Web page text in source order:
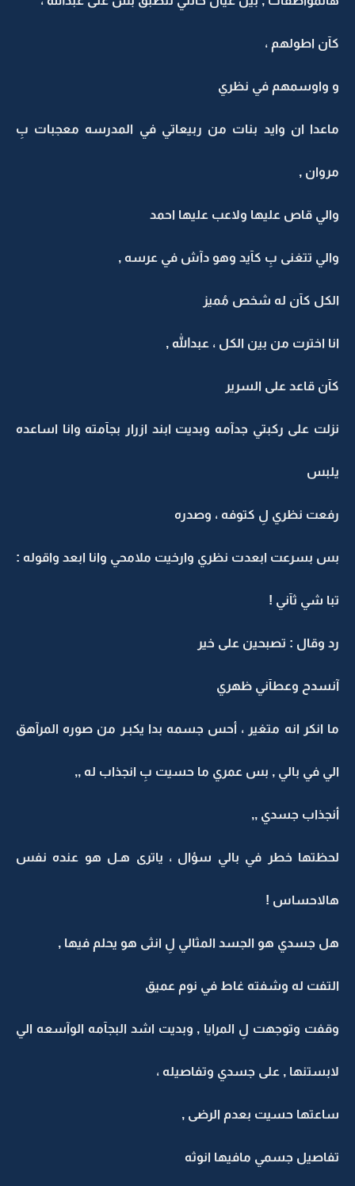
كآن اطولهم ،
و واوسمهم في نظري
ماعدا ان وايد بنات من ربيعاتي في المدرسه معجبات بِ
مروان ,
والي قاص عليها ولاعب عليها احمد
والي تتغنى بِ كآيد وهو دآش في عرسه ,
الكل كآن له شخص مُميز
انا اخترت من بين الكل ، عبدالله ,
كآن قاعد على السرير
نزلت على ركبتي جدآمه وبديت ابند ازرار بجآمته وانا اساعده
يلبس
رفعت نظري لِ كتوفه ، وصدره
بس بسرعت ابعدت نظري وارخيت ملامحي وانا ابعد واقوله :
تبا شي ثآني !
رد وقال : تصبحين على خير
آنسدح وعطآني ظهري
ما انكر انه متغير ، أحس جسمه بدا يكبـر من صوره المرآهق
الي في بالي , بس عمري ما حسيت بِ انجذاب له ,,
أنجذاب جسدي ,,
لحظتها خطر في بالي سؤال ، ياترى هـل هو عنده نفس
هالاحساس !
هل جسدي هو الجسد المثالي لِ انثى هو يحلم فيها ,
التفت له وشفته غاط في نوم عميق
وقفت وتوجهت لِ المرايا , وبديت اشد البجآمه الوآسعه الي
لابستنها , على جسدي وتفاصيله ،
ساعتها حسيت بعدم الرضى ,
تفاصيل جسمي مافيها انوثه